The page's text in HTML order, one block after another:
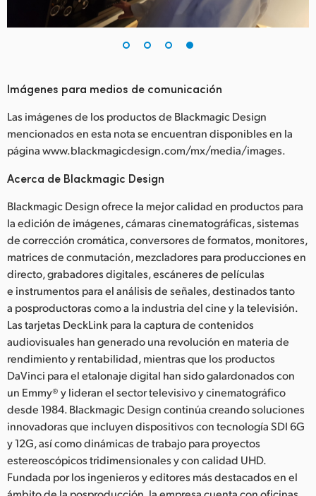
Imágenes para medios de comunicación
Las imágenes de los productos de Blackmagic Design
mencionados en esta nota se encuentran disponibles en la
página www.blackmagicdesign.com/mx/media/images.
Acerca de Blackmagic Design
Blackmagic Design ofrece la mejor calidad en productos para
la edición de imágenes, cámaras cinematográficas, sistemas
de corrección cromática, conversores de formatos, monitores,
matrices de conmutación, mezcladores para producciones en
directo, grabadores digitales, escáneres de películas
e instrumentos para el análisis de señales, destinados tanto
a posproductoras como a la industria del cine y la televisión.
Las tarjetas DeckLink para la captura de contenidos
audiovisuales han generado una revolución en materia de
rendimiento y rentabilidad, mientras que los productos
DaVinci para el etalonaje digital han sido galardonados con
un Emmy® y lideran el sector televisivo y cinematográfico
desde 1984. Blackmagic Design continúa creando soluciones
innovadoras que incluyen dispositivos con tecnología SDI 6G
y 12G, así como dinámicas de trabajo para proyectos
estereoscópicos tridimensionales y con calidad UHD.
Fundada por los ingenieros y editores más destacados en el